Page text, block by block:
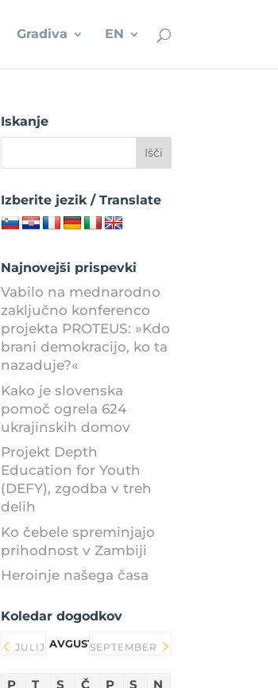
Gradiva EN
Iskanje
Izberite jezik / Translate
Najnovejši prispevki
Vabilo na mednarodno
zaključno konferenco
projekta PROTEUS: »Kdo
brani demokracijo, ko ta
nazaduje?«
Kako je slovenska
pomoč ogrela 624
ukrajinskih domov
Projekt Depth
Education for Youth
(DEFY), zgodba v treh
delih
Ko čebele spreminjajo
prihodnost v Zambiji
Heroinje našega časa
Koledar dogodkov
JULIJ AVGUST 2026SEPTEMBER
P T S Č P S N